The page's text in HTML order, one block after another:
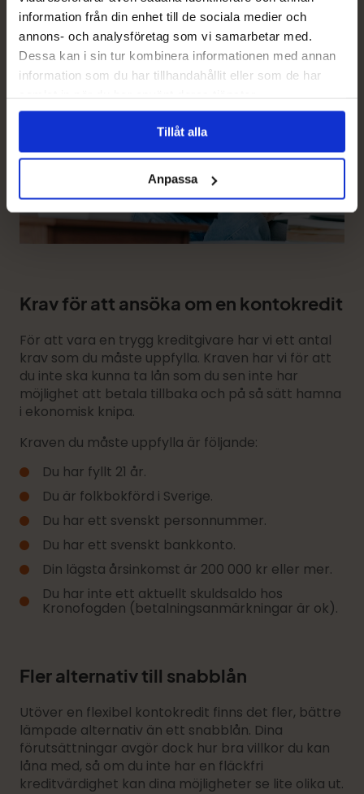
information från din enhet till de sociala medier och
annons- och analysföretag som vi samarbetar med.
Dessa kan i sin tur kombinera informationen med annan
information som du har tillhandahållit eller som de har
Tillåt alla
Anpassa
Krav för att ansöka om en kontokredit
För att vara en trygg kreditgivare har vi ett antal
krav som du måste uppfylla. Kraven har vi för att
du inte ska kunna ta lån som du sen inte har
möjlighet att betala tillbaka och på så sätt hamna
i ekonomisk knipa.
Kraven du måste uppfylla är följande:
Du har fyllt 21 år.
Du är folkbokförd i Sverige.
Du har ett svenskt personnummer.
Du har ett svenskt bankkonto.
Din lägsta årsinkomst är 200 000 kr eller mer.
Du har inte ett aktuellt skuldsaldo hos
Kronofogden (betalningsanmärkningar är ok).
Fler alternativ till snabblån
Utöver en flexibel kontokredit finns det fler, bättre
lämpade alternativ än ett snabblån. Dina
förutsättningar avgör dock hur bra villkor du kan
låna med, så om du inte har en fläckfri
kreditvärdighet kan dina möjligheter se lite olika ut.